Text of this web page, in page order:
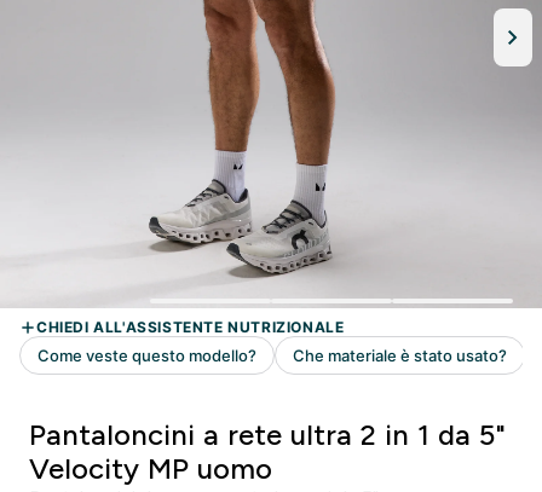
Pantaloncini a rete ultra 2 in 1 da 5"
Velocity MP uomo